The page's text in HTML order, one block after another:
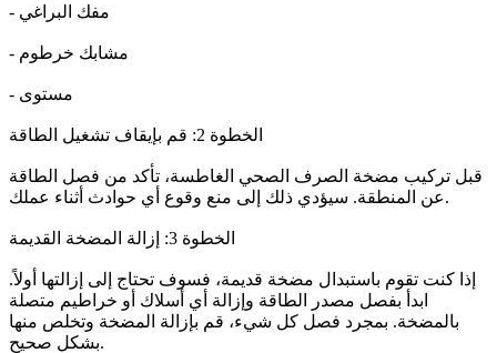
- مفك البراغي
- مشابك خرطوم
- مستوى
الخطوة 2: قم بإيقاف تشغيل الطاقة
قبل تركيب مضخة الصرف الصحي الغاطسة، تأكد من فصل الطاقة
عن المنطقة. سيؤدي ذلك إلى منع وقوع أي حوادث أثناء عملك.
الخطوة 3: إزالة المضخة القديمة
إذا كنت تقوم باستبدال مضخة قديمة، فسوف تحتاج إلى إزالتها أولاً.
ابدأ بفصل مصدر الطاقة وإزالة أي أسلاك أو خراطيم متصلة
بالمضخة. بمجرد فصل كل شيء، قم بإزالة المضخة وتخلص منها
بشكل صحيح.